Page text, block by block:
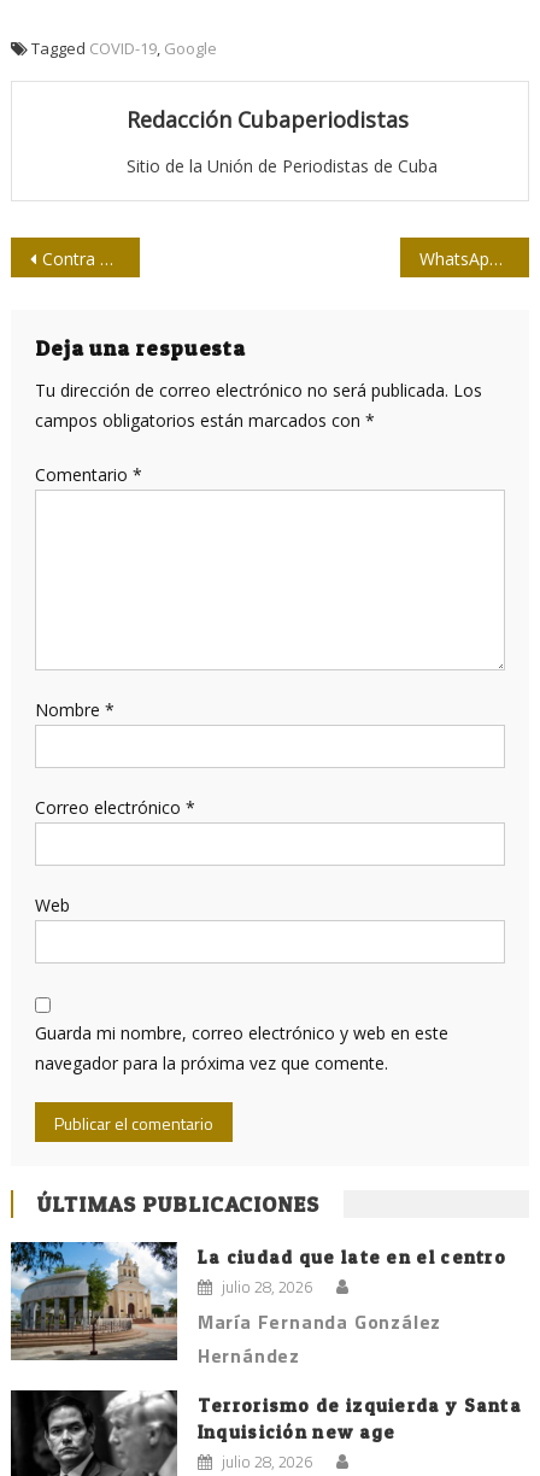
Tagged COVID-19, Google
Redacción Cubaperiodistas
Sitio de la Unión de Periodistas de Cuba
Navegación
entradas
Contra el virus, responsabilidad WhatsApp solo permitirá reenviar ciertos mensajes a un chat cada vez para frenar los bulos
Deja una respuesta
Tu dirección de correo electrónico no será publicada. Los
campos obligatorios están marcados con *
Comentario *
Nombre *
Correo electrónico *
Web
Guarda mi nombre, correo electrónico y web en este
navegador para la próxima vez que comente.
ÚLTIMAS PUBLICACIONES
La ciudad que late en el centro
julio 28, 2026
María Fernanda González
Hernández
Terrorismo de izquierda y Santa
Inquisición new age
julio 28, 2026